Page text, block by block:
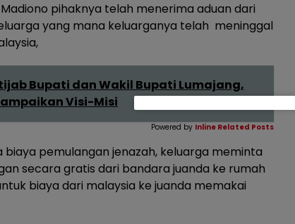
pihaknya telah menerima aduan dari
yang mana keluarganya telah meninggal
Bupati dan Wakil Bupati Lumajang,
Visi-Misi
Powered by Inline Related Posts
biaya pemulangan jenazah, keluarga meminta
secara gratis dari bandara juanda ke rumah
biaya dari malaysia ke juanda memakai